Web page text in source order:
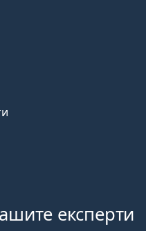
експерти